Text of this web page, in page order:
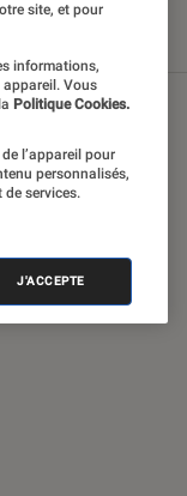
site, et pour
informations,
appareil. Vous
Politique Cookies.
l’appareil pour
personnalisés,
de services.
J'ACCEPTE